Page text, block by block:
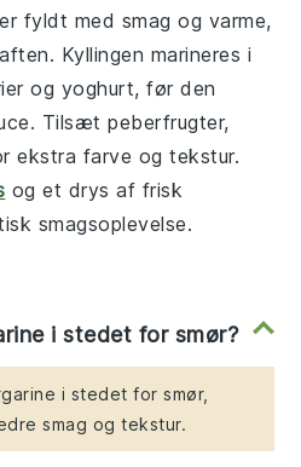
fyldt med smag og varme,
Kyllingen marineres i
og yoghurt, før den
. Tilsætpeberfrugter,
ekstra farve og tekstur.
og et drys af frisk
smagsoplevelse.
i stedet for smør?
i stedet for smør,
smag og tekstur.